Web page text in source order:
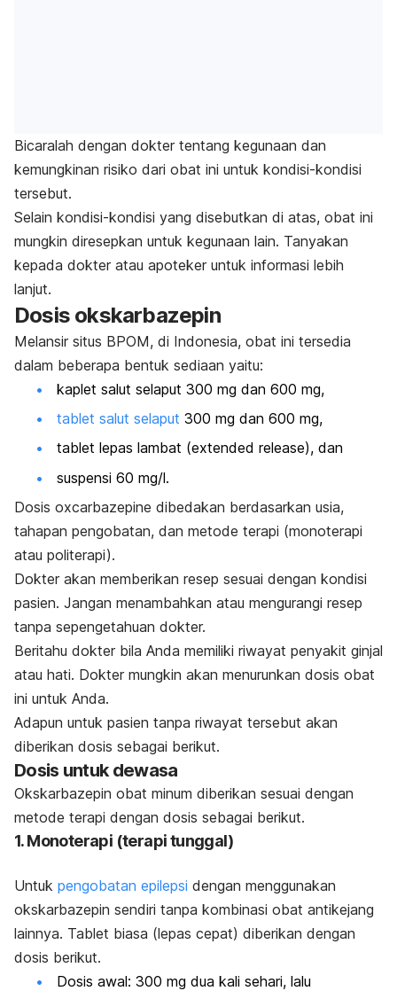
Bicaralah dengan dokter tentang kegunaan dan
kemungkinan risiko dari obat ini untuk kondisi-kondisi
tersebut.
Selain kondisi-kondisi yang disebutkan di atas, obat ini
mungkin diresepkan untuk kegunaan lain. Tanyakan
kepada dokter atau apoteker untuk informasi lebih
lanjut.
Dosis okskarbazepin
Melansir situs BPOM, di Indonesia, obat ini tersedia
dalam beberapa bentuk sediaan yaitu:
kaplet salut selaput 300 mg dan 600 mg,
tablet salut selaput 300 mg dan 600 mg,
tablet lepas lambat (extended release), dan
suspensi 60 mg/l.
Dosis oxcarbazepine dibedakan berdasarkan usia,
tahapan pengobatan, dan metode terapi (monoterapi
atau politerapi).
Dokter akan memberikan resep sesuai dengan kondisi
pasien. Jangan menambahkan atau mengurangi resep
tanpa sepengetahuan dokter.
Beritahu dokter bila Anda memiliki riwayat penyakit ginjal
atau hati. Dokter mungkin akan menurunkan dosis obat
ini untuk Anda.
Adapun untuk pasien tanpa riwayat tersebut akan
diberikan dosis sebagai berikut.
Dosis untuk dewasa
Okskarbazepin obat minum diberikan sesuai dengan
metode terapi dengan dosis sebagai berikut.
1. Monoterapi (terapi tunggal)
Untuk pengobatan epilepsi dengan menggunakan
okskarbazepin sendiri tanpa kombinasi obat antikejang
lainnya. Tablet biasa (lepas cepat) diberikan dengan
dosis berikut.
Dosis awal: 300 mg dua kali sehari, lalu